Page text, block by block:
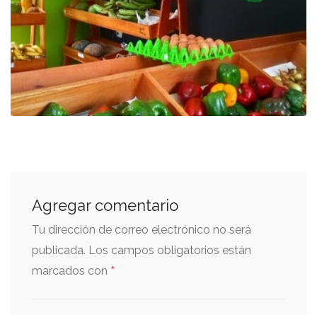
Agregar comentario
Tu dirección de correo electrónico no será
publicada. Los campos obligatorios están
marcados con *